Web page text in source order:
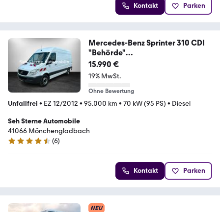
Kontakt Parken
Mercedes-Benz Sprinter 310 CDI
"Behörde"
AUTOMAT+KAMERA+KLIMA
15.990 €
19% MwSt.
Ohne Bewertung
Unfallfrei • EZ 12/2012 • 95.000 km • 70 kW (95 PS) • Diesel
Seh Sterne Automobile
41066 Mönchengladbach
4.7 Sterne
(6)
Kontakt Parken
NEU